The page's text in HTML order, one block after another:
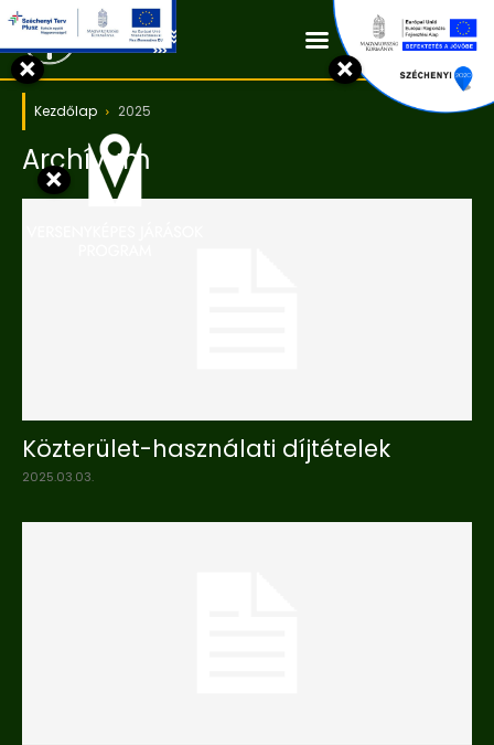
Kapcsolat
Kezdőlap 2025
Archívum
Közterület-használati díjtételek
2025.03.03.
×
×
×